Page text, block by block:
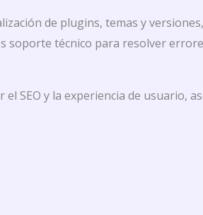
de plugins, temas y
técnico para resolver
SEO y la experiencia de usuario,